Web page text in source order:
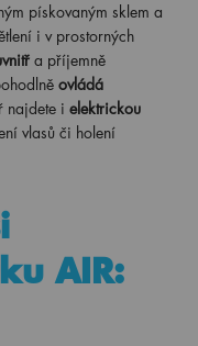
pískovaným sklem a
i v prostorných
a příjemně
ovládá
najdete i elektrickou
vlasů či holení
AIR: